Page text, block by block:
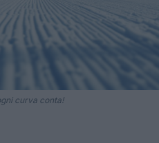
curva conta!